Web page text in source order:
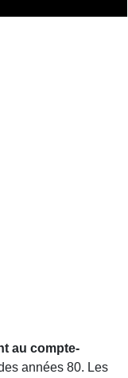
au compte-
années 80. Les